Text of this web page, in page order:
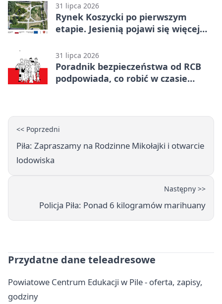
31 lipca 2026
Rynek Koszycki po pierwszym
etapie. Jesienią pojawi się więcej
31 lipca 2026
Poradnik bezpieczeństwa od RCB
podpowiada, co robić w czasie
<< Poprzedni
Piła: Zapraszamy na Rodzinne Mikołajki i otwarcie
lodowiska
Następny >>
Policja Piła: Ponad 6 kilogramów marihuany
Przydatne dane teleadresowe
Powiatowe Centrum Edukacji w Pile - oferta, zapisy,
godziny